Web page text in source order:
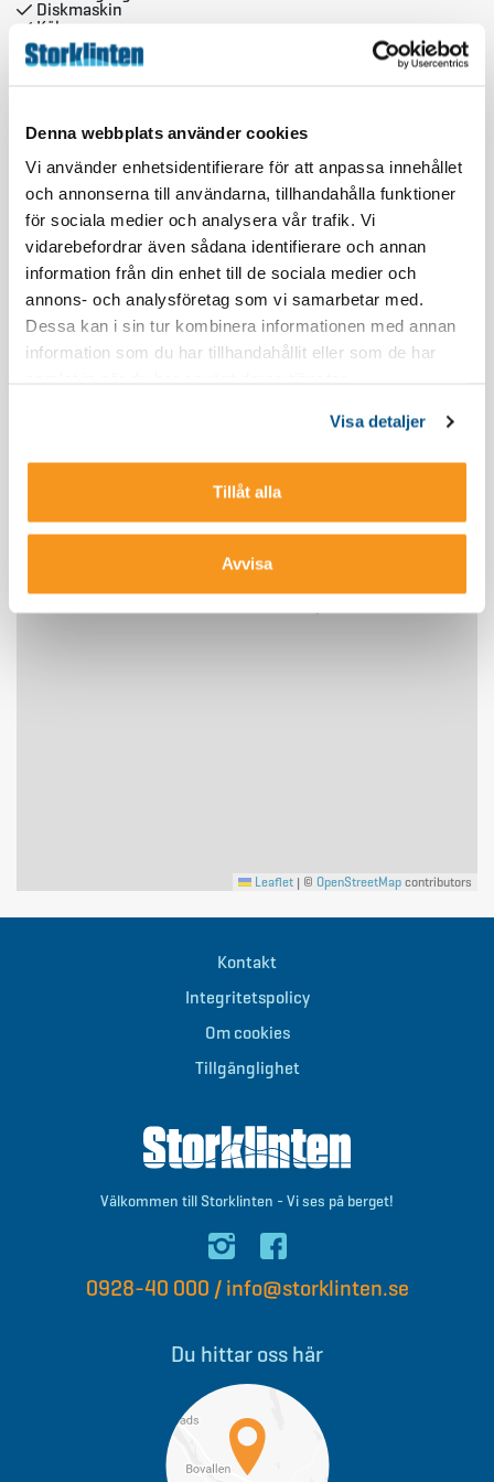
Denna webbplats använder cookies
Vi använder enhetsidentifierare för att anpassa innehållet
och annonserna till användarna, tillhandahålla funktioner
för sociala medier och analysera vår trafik. Vi
vidarebefordrar även sådana identifierare och annan
information från din enhet till de sociala medier och
annons- och analysföretag som vi samarbetar med.
Dessa kan i sin tur kombinera informationen med annan
information som du har tillhandahållit eller som de har
Visa detaljer
Tillåt alla
Avvisa
Rymlig, 62 kvm stor fristående stuga, 6 bäddar. Stora fönster
som överblickar området.
våningssäng i vardera.
diskmaskin. I stugan finns kaffebryggare och kaffepress.
Allrum med matplats, soffgrupp, TV.
Badrum med WC, dusch och egen bastu.
Parkering med möjlighet för tillkoppling av motor-och
kupévärmare.
Husdjur Ej tillåtna! Sänglinne och handdukar kan hyras.
Slutstädning kan förbokas.
Diskmaskin
Kök
Brödrost
Kaffebryggare / Vattenkokare
KARTA
Skidstuga 305 & 307
Leaflet | © OpenStreetMap contributors
Kontakt
Integritetspolicy
Om cookies
Tillgänglighet
Välkommen till Storklinten - Vi ses på berget!
0928-40 000 / info@storklinten.se
Du hittar oss här